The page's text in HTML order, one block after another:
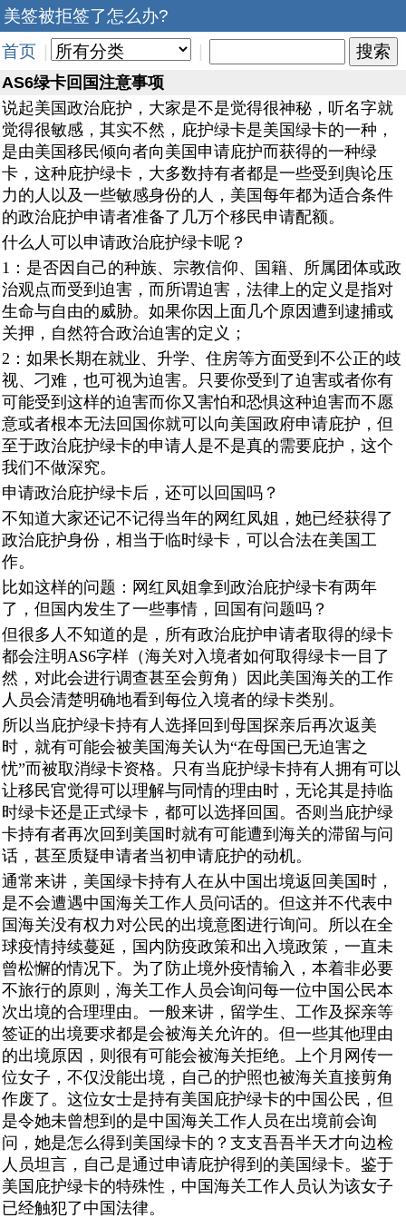
美签被拒签了怎么办?
首页
AS6绿卡回国注意事项
说起美国政治庇护，大家是不是觉得很神秘，听名字就
觉得很敏感，其实不然，庇护绿卡是美国绿卡的一种，
是由美国移民倾向者向美国申请庇护而获得的一种绿
卡，这种庇护绿卡，大多数持有者都是一些受到舆论压
力的人以及一些敏感身份的人，美国每年都为适合条件
的政治庇护申请者准备了几万个移民申请配额。
什么人可以申请政治庇护绿卡呢？
1：是否因自己的种族、宗教信仰、国籍、所属团体或政
治观点而受到迫害，而所谓迫害，法律上的定义是指对
生命与自由的威胁。如果你因上面几个原因遭到逮捕或
关押，自然符合政治迫害的定义；
2：如果长期在就业、升学、住房等方面受到不公正的歧
视、刁难，也可视为迫害。只要你受到了迫害或者你有
可能受到这样的迫害而你又害怕和恐惧这种迫害而不愿
意或者根本无法回国你就可以向美国政府申请庇护，但
至于政治庇护绿卡的申请人是不是真的需要庇护，这个
我们不做深究。
申请政治庇护绿卡后，还可以回国吗？
不知道大家还记不记得当年的网红凤姐，她已经获得了
政治庇护身份，相当于临时绿卡，可以合法在美国工
作。
比如这样的问题：网红凤姐拿到政治庇护绿卡有两年
了，但国内发生了一些事情，回国有问题吗？
但很多人不知道的是，所有政治庇护申请者取得的绿卡
都会注明AS6字样（海关对入境者如何取得绿卡一目了
然，对此会进行调查甚至会剪角）因此美国海关的工作
人员会清楚明确地看到每位入境者的绿卡类别。
所以当庇护绿卡持有人选择回到母国探亲后再次返美
时，就有可能会被美国海关认为“在母国已无迫害之
忧”而被取消绿卡资格。只有当庇护绿卡持有人拥有可以
让移民官觉得可以理解与同情的理由时，无论其是持临
时绿卡还是正式绿卡，都可以选择回国。否则当庇护绿
卡持有者再次回到美国时就有可能遭到海关的滞留与问
话，甚至质疑申请者当初申请庇护的动机。
通常来讲，美国绿卡持有人在从中国出境返回美国时，
是不会遭遇中国海关工作人员问话的。但这并不代表中
国海关没有权力对公民的出境意图进行询问。所以在全
球疫情持续蔓延，国内防疫政策和出入境政策，一直未
曾松懈的情况下。为了防止境外疫情输入，本着非必要
不旅行的原则，海关工作人员会询问每一位中国公民本
次出境的合理理由。一般来讲，留学生、工作及探亲等
签证的出境要求都是会被海关允许的。但一些其他理由
的出境原因，则很有可能会被海关拒绝。上个月网传一
位女子，不仅没能出境，自己的护照也被海关直接剪角
作废了。这位女士是持有美国庇护绿卡的中国公民，但
是令她未曾想到的是中国海关工作人员在出境前会询
问，她是怎么得到美国绿卡的？支支吾吾半天才向边检
人员坦言，自己是通过申请庇护得到的美国绿卡。鉴于
美国庇护绿卡的特殊性，中国海关工作人员认为该女子
已经触犯了中国法律。